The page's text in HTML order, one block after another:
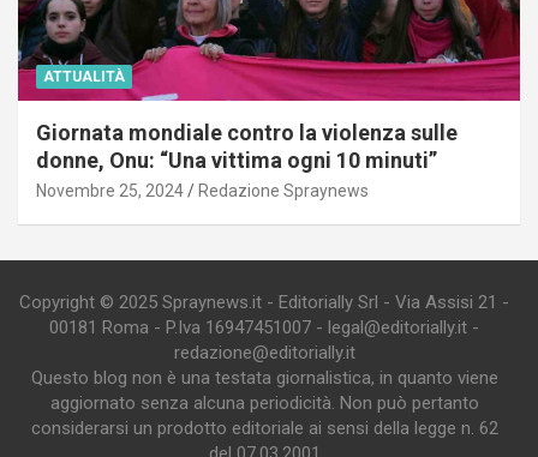
ATTUALITÀ
Giornata mondiale contro la violenza sulle
donne, Onu: “Una vittima ogni 10 minuti”
Novembre 25, 2024 Redazione Spraynews
Copyright © 2025 Spraynews.it - Editorially Srl - Via Assisi 21 -
00181 Roma - P.Iva 16947451007 - legal@editorially.it -
redazione@editorially.it
Questo blog non è una testata giornalistica, in quanto viene
aggiornato senza alcuna periodicità. Non può pertanto
considerarsi un prodotto editoriale ai sensi della legge n. 62